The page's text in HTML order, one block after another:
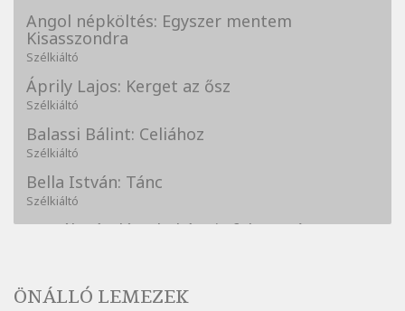
Angol népköltés: Egyszer mentem
Kisasszondra
Szélkiáltó
Áprily Lajos: Kerget az ősz
Szélkiáltó
Balassi Bálint: Celiához
Szélkiáltó
Bella István: Tánc
Szélkiáltó
Bertók László: A kukára is fel vagy írva
Szélkiáltó
ÖNÁLLÓ LEMEZEK